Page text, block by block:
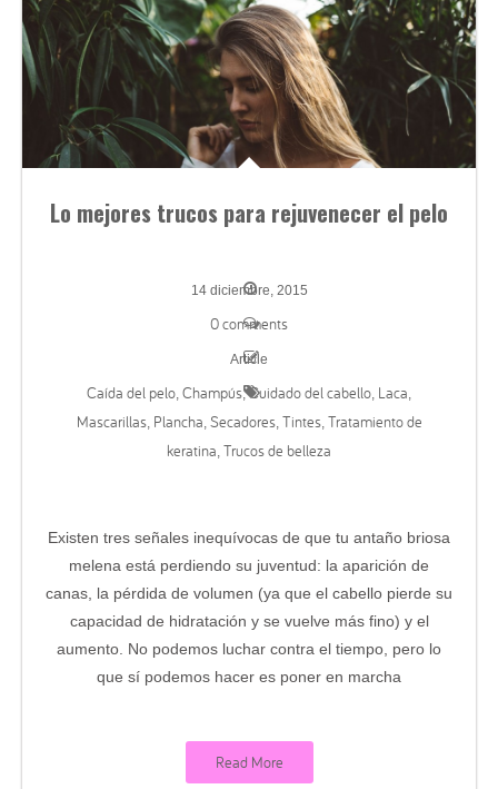
Lo mejores trucos para rejuvenecer el pelo
14 diciembre, 2015
0 comments
Article
Caída del pelo, Champús,Cuidado del cabello, Laca,
Mascarillas, Plancha, Secadores, Tintes, Tratamiento de
keratina, Trucos de belleza
Existen tres señales inequívocas de que tu antaño briosa
melena está perdiendo su juventud: la aparición de
canas, la pérdida de volumen (ya que el cabello pierde su
capacidad de hidratación y se vuelve más fino) y el
aumento. No podemos luchar contra el tiempo, pero lo
que sí podemos hacer es poner en marcha
Read More